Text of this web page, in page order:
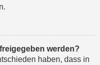
werden?
haben, dass in